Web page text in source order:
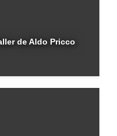
de Aldo Pricco